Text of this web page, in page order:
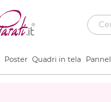
Poster Quadri in tela